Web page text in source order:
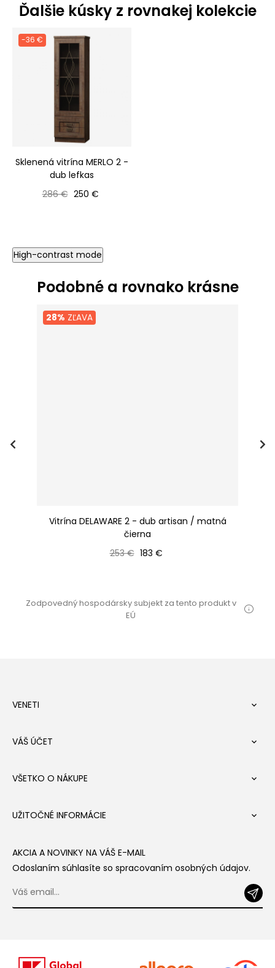
Ďalšie kúsky z rovnakej kolekcie
-36 €
Sklenená vitrína MERLO 2 -
dub lefkas
Bežná cena
286 € Cena
250 €
High-contrast mode
Podobné a rovnako krásne
28% ZĽAVA
Vitrína DELAWARE 2 - dub artisan / matná
čierna
Bežná cena
253 € Cena
183 €
Zodpovedný hospodársky subjekt za tento produkt v
EÚ
VENETI 
VÁŠ ÚČET 
VŠETKO O NÁKUPE 
UŽITOČNÉ INFORMÁCIE 
AKCIA A NOVINKY NA VÁŠ E-MAIL
Odoslaním súhlasíte so spracovaním osobných údajov.